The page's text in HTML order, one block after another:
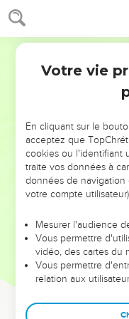
NE
ET SI LEURS
leur foi ou leur vision.
et les saisons difficiles
sont
Dans cette conférence,
clés pour avancer
Votre vie
En cliquant sur le
acceptez que
cookies ou l'identifiant
traite vos données à
données de navigation
votre compte
Mesurer l'audience
Vous permettre
vidéo, des cartes du
Vous permettre
relation aux